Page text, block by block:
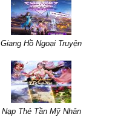
Giang Hồ Ngoại Truyện
Nạp Thẻ Tần Mỹ Nhân